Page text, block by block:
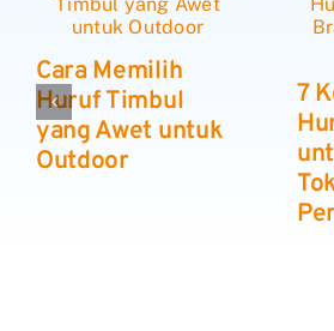
Cara Memilih
Huruf Timbul
yang Awet untuk
Outdoor
7